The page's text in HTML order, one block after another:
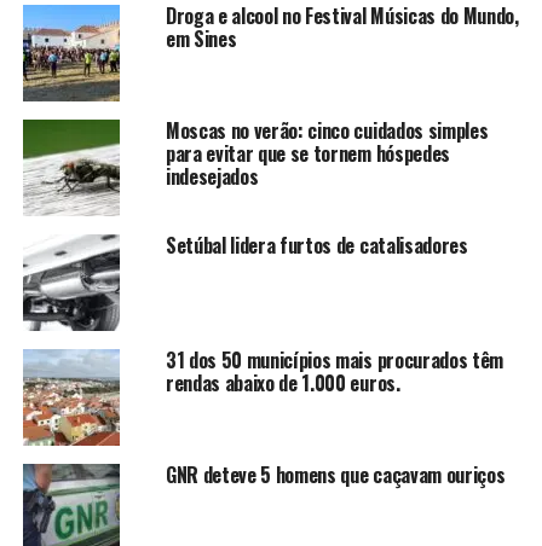
Droga e alcool no Festival Músicas do Mundo,
em Sines
Moscas no verão: cinco cuidados simples
para evitar que se tornem hóspedes
indesejados
Setúbal lidera furtos de catalisadores
31 dos 50 municípios mais procurados têm
rendas abaixo de 1.000 euros.
GNR deteve 5 homens que caçavam ouriços